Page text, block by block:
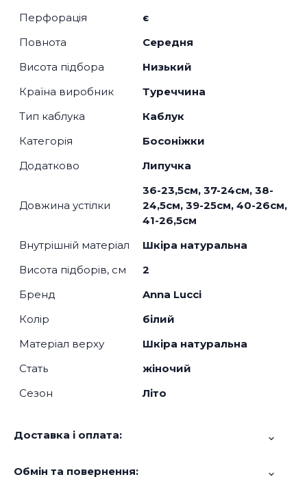
Перфорація
є
Повнота
Середня
Висота підбора
Низький
Країна виробник
Туреччина
Тип каблука
Каблук
Категорія
Босоніжки
Додатково
Липучка
Довжина устілки
36-23,5см, 37-24см, 38-
24,5см, 39-25см, 40-26см,
41-26,5см
Внутрішній матеріал
Шкіра натуральна
Висота підборів, см
2
Бренд
Anna Lucci
Колір
білий
Матеріал верху
Шкіра натуральна
Стать
жіночий
Сезон
Літо
Доставка і оплата:
Обмін та повернення: